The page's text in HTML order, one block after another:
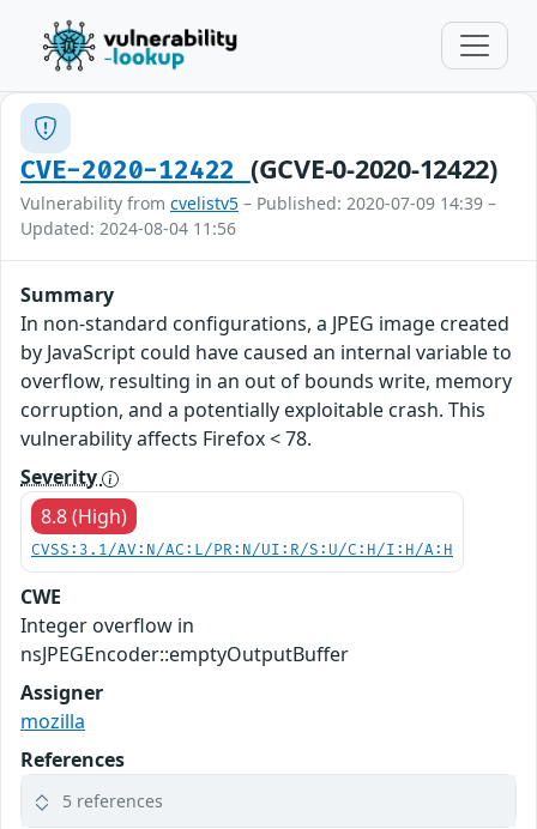
CVE-2020-12422 (GCVE-0-2020-12422)
Vulnerability from cvelistv5 – Published: 2020-07-09 14:39 –
Updated: 2024-08-04 11:56
Summary
In non-standard configurations, a JPEG image created
by JavaScript could have caused an internal variable to
overflow, resulting in an out of bounds write, memory
corruption, and a potentially exploitable crash. This
vulnerability affects Firefox < 78.
Severity
8.8 (High)
CVSS:3.1/AV:N/AC:L/PR:N/UI:R/S:U/C:H/I:H/A:H
CWE
Integer overflow in
nsJPEGEncoder::emptyOutputBuffer
Assigner
mozilla
References
5 references